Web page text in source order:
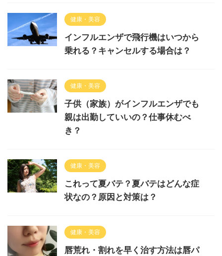
健康・美容
インフルエンザで飛行機はいつから
乗れる？キャンセルする場合は？
健康・美容
子供（家族）がインフルエンザでも
親は出勤していいの？仕事休むべ
き？
健康・美容
これって夏バテ？夏バテはどんな症
状なの？原因と対策は？
健康・美容
唇荒れ・割れを早く治す方法は唇パ